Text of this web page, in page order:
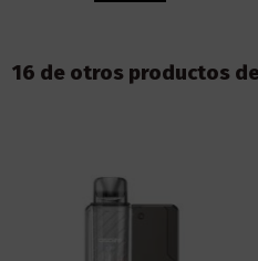
16 de otros productos